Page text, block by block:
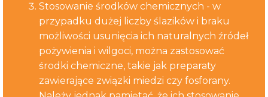
Stosowanie środków chemicznych - w
przypadku dużej liczby ślazików i braku
możliwości usunięcia ich naturalnych źródeł
pożywienia i wilgoci, można zastosować
środki chemiczne, takie jak preparaty
zawierające związki miedzi czy fosforany.